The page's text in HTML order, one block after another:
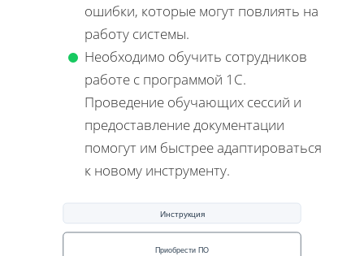
ошибки, которые могут повлиять на
работу системы.
Необходимо обучить сотрудников
работе с программой 1С.
Проведение обучающих сессий и
предоставление документации
помогут им быстрее адаптироваться
к новому инструменту.
Инструкция
Приобрести ПО